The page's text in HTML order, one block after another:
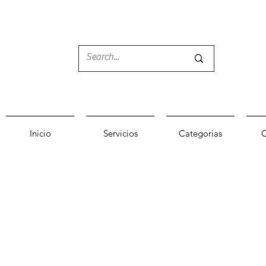
Inicio Servicios Categorias